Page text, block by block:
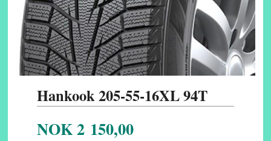
Hankook 205-55-16XL 94T
NOK2 150,00